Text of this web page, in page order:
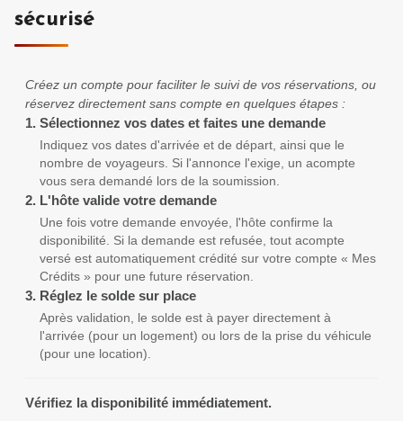
sécurisé
Créez un compte pour faciliter le suivi de vos réservations, ou
réservez directement sans compte en quelques étapes :
1. Sélectionnez vos dates et faites une demande
Indiquez vos dates d'arrivée et de départ, ainsi que le
nombre de voyageurs. Si l'annonce l'exige, un acompte
vous sera demandé lors de la soumission.
2. L'hôte valide votre demande
Une fois votre demande envoyée, l'hôte confirme la
disponibilité. Si la demande est refusée, tout acompte
versé est automatiquement crédité sur votre compte « Mes
Crédits » pour une future réservation.
3. Réglez le solde sur place
Après validation, le solde est à payer directement à
l'arrivée (pour un logement) ou lors de la prise du véhicule
(pour une location).
Vérifiez la disponibilité immédiatement.